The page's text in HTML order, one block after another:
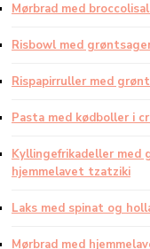
Mørbrad med
Risbowl med
Rispapirruller med
Pasta med kødboller i
Kyllingefrikadeller med
hjemmelavet tzatziki
Laks med spinat og
Mørbrad med